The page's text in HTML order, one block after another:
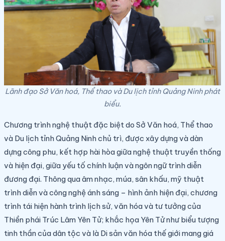
Lãnh đạo Sở Văn hoá, Thể thao và Du lịch tỉnh Quảng Ninh phát
biểu.
Chương trình nghệ thuật đặc biệt do Sở Văn hoá, Thể thao
và Du lịch tỉnh Quảng Ninh chủ trì, được xây dựng và dàn
dựng công phu, kết hợp hài hòa giữa nghệ thuật truyền thống
và hiện đại, giữa yếu tố chính luận và ngôn ngữ trình diễn
đương đại. Thông qua âm nhạc, múa, sân khấu, mỹ thuật
trình diễn và công nghệ ánh sáng – hình ảnh hiện đại, chương
trình tái hiện hành trình lịch sử, văn hóa và tư tưởng của
Thiền phái Trúc Lâm Yên Tử; khắc họa Yên Tử như biểu tượng
tinh thần của dân tộc và là Di sản văn hóa thế giới mang giá